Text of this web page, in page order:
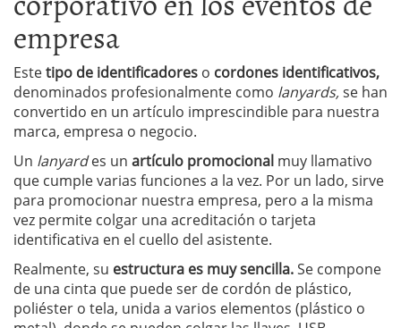
empresa
Estetipo de identificadores o cordones identificativos,
denominados profesionalmente como lanyards,se han
convertido en un artículo imprescindible para nuestra
marca, empresa o negocio.
Un lanyardes un artículo promocional muy llamativo
que cumple varias funciones a la vez. Por un lado, sirve
para promocionar nuestra empresa, pero a la misma
vez permite colgar una acreditación o tarjeta
identificativa en el cuello del asistente.
Realmente, su estructura es muy sencilla.Se compone
de una cinta que puede ser de cordón de plástico,
poliéster o tela, unida a varios elementos (plástico o